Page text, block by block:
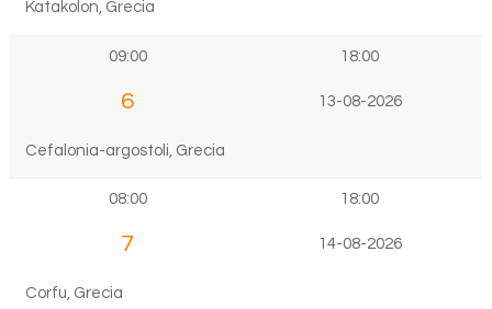
Katakolon, Grecia
09:00 18:00
6 13-08-2026
Cefalonia-argostoli, Grecia
08:00 18:00
7 14-08-2026
Corfu, Grecia